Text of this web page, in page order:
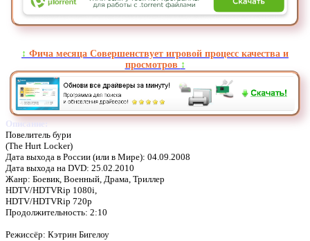
↕️ Фича месяца Совершенствует игровой процесс качества и
просмотров ↕️
Описание:
Повелитель бури
(The Hurt Locker)
Дата выхода в России (или в Мире): 04.09.2008
Дата выхода на DVD: 25.02.2010
Жанр: Боевик, Военный, Драма, Триллер
HDTV/HDTVRip 1080i,
HDTV/HDTVRip 720p
Продолжительность: 2:10
Режиссёр: Кэтрин Бигелоу